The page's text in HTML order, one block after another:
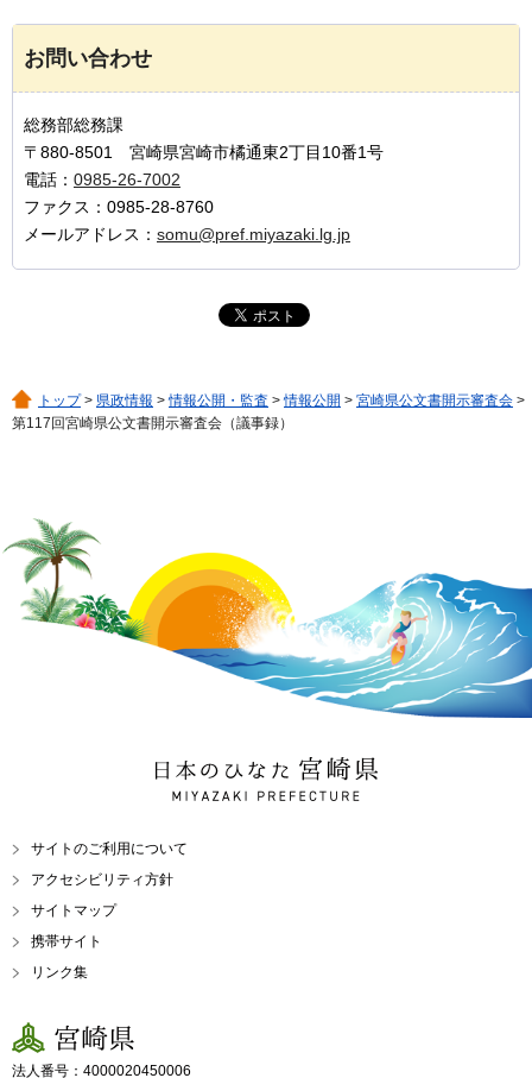
お問い合わせ
総務部総務課
〒880-8501 宮崎県宮崎市橘通東2丁目10番1号
電話： 0985-26-7002
ファクス：0985-28-8760
メールアドレス： somu@pref.miyazaki.lg.jp
トップ> 県政情報 >情報公開・監査 >情報公開 > 宮崎県公文書開示審査会 >
第117回宮崎県公文書開示審査会（議事録）
日本のひなた 宮崎県
MIYAZAKI PREFECTURE
サイトのご利用について
アクセシビリティ方針
サイトマップ
携帯サイト
リンク集
宮崎県
法人番号：4000020450006